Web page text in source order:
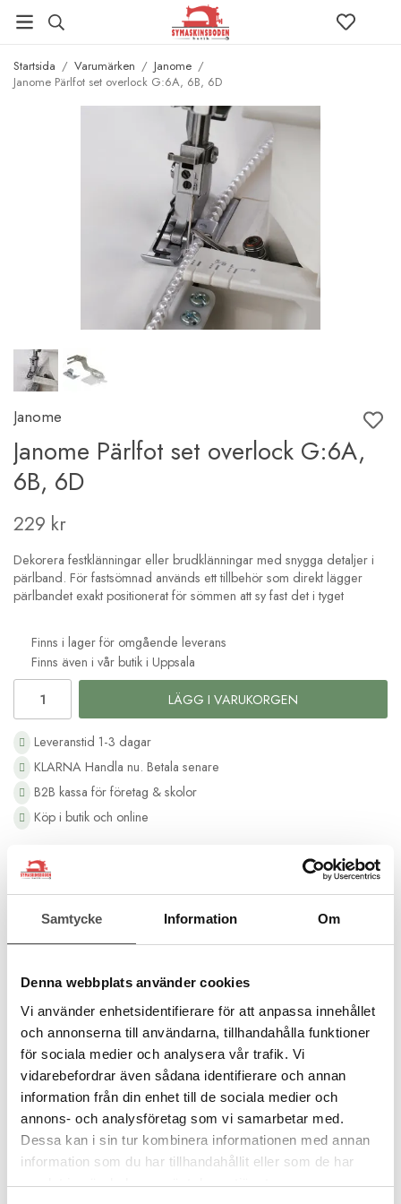
Samtycke Information Om
Denna webbplats använder cookies
Vi använder enhetsidentifierare för att anpassa innehållet
och annonserna till användarna, tillhandahålla funktioner
för sociala medier och analysera vår trafik. Vi
vidarebefordrar även sådana identifierare och annan
information från din enhet till de sociala medier och
annons- och analysföretag som vi samarbetar med.
Dessa kan i sin tur kombinera informationen med annan
information som du har tillhandahållit eller som de har
samlat in när du har använt deras tjänster.
Startsida / Varumärken / Janome /
Janome Pärlfot set overlock G:6A, 6B, 6D
Janome
Janome Pärlfot set overlock G:6A,
6B, 6D
229 kr
Dekorera festklänningar eller brudklänningar med snygga detaljer i
pärlband. För fastsömnad används ett tillbehör som direkt lägger
pärlbandet exakt positionerat för sömmen att sy fast det i tyget
Finns i lager för omgående leverans
Finns även i vår butik i Uppsala
LÄGG I VARUKORGEN
Leveranstid 1-3 dagar
KLARNA Handla nu. Betala senare
B2B kassa för företag & skolor
Köp i butik och online
Sy fast pärlband med Janome overlock
För att på ett enkelt sätt sy fast uppträdda pärlor i ett pärlband
självkalara valet. Innehåller en pärlpressarfot med plats för
pärlband samt en guide som monteras innan pressarfoten som
guidar pärbandet in genom pressarfoten. Sy med en 3-trådig
bred overlocksöm. Alltså endast med den vänstra nålen. Pärlor
i storlek 1-4 mm.
Passar till samtliga Janome overlockmodeller förutom MyLock
För maskingrupp 6A, 6B, 6D
Kontrollera din maskingrupp>>